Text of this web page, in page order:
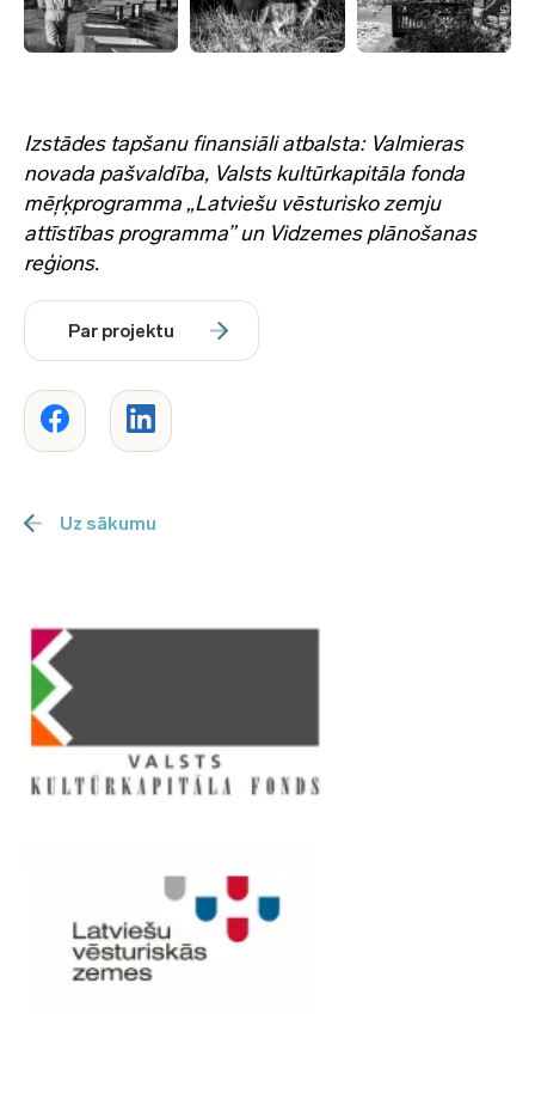
Izstādes tapšanu finansiāli atbalsta: Valmieras
novada pašvaldība, Valsts kultūrkapitāla fonda
mēŗķprogramma „Latviešu vēsturisko zemju
attīstības programma” un Vidzemes plānošanas
reģions.
Par projektu
Uz sākumu